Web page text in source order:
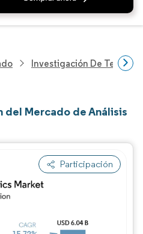
Investigación De
del Mercado de Análisis
Participación